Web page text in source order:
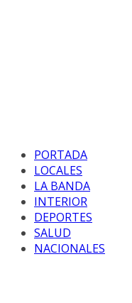
PORTADA
LOCALES
LA BANDA
INTERIOR
DEPORTES
SALUD
NACIONALES